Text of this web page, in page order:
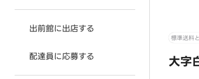
出前館に出店する
配達員に応募する
標準送料
大字